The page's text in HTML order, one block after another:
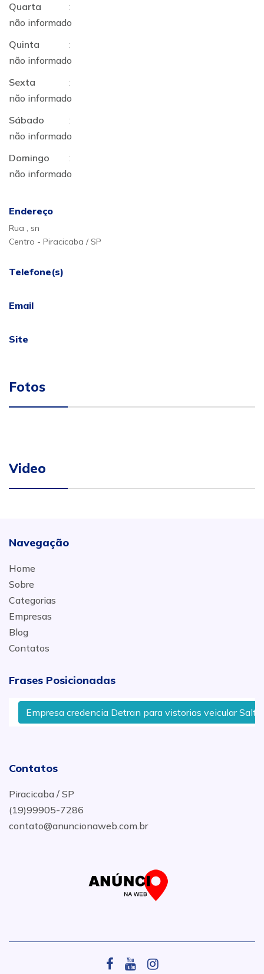
Quarta
:
não informado
Quinta
:
não informado
Sexta
:
não informado
Sábado
:
não informado
Domingo
:
não informado
Endereço
Rua , sn
Centro - Piracicaba / SP
Telefone(s)
Email
Site
Fotos
Video
Navegação
Home
Sobre
Categorias
Empresas
Blog
Contatos
Frases Posicionadas
Empresa credencia Detran para vistorias veicular
Contatos
Piracicaba / SP
(19)99905-7286
contato@anuncionaweb.com.br